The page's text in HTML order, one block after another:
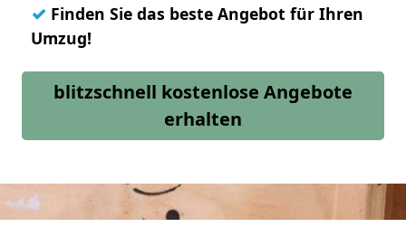
✓ Finden Sie das beste Angebot für Ihren
Umzug!
blitzschnell kostenlose Angebote
erhalten